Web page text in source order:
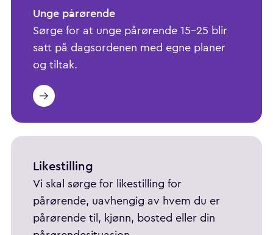
Unge pårørende
Sørge for at unge pårørende 15-25 blir
satt på dagsordenen med egne planer
og tiltak.
Likestilling
Vi skal sørge for likestilling for
pårørende, uavhengig av hvem du er
pårørende til, kjønn, bosted eller din